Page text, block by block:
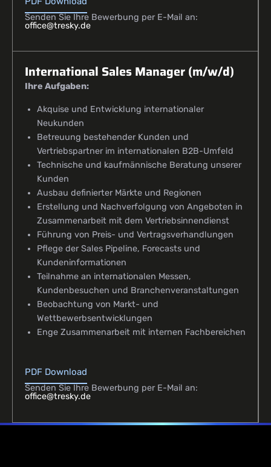
Senden Sie Ihre Bewerbung per E-Mail an:
office@tresky.de
International Sales Manager (m/w/d)
Ihre Aufgaben:
Akquise und Entwicklung internationaler
Neukunden
Betreuung bestehender Kunden und
Vertriebspartner im internationalen B2B-Umfeld
Technische und kaufmännische Beratung unserer
Kunden
Ausbau definierter Märkte und Regionen
Erstellung und Nachverfolgung von Angeboten in
Zusammenarbeit mit dem Vertriebsinnendienst
Führung von Preis- und Vertragsverhandlungen
Pflege der Sales Pipeline, Forecasts und
Kundeninformationen
Teilnahme an internationalen Messen,
Kundenbesuchen und Branchenveranstaltungen
Beobachtung von Markt- und
Wettbewerbsentwicklungen
Enge Zusammenarbeit mit internen Fachbereichen
PDF Download
Senden Sie Ihre Bewerbung per E-Mail an:
office@tresky.de